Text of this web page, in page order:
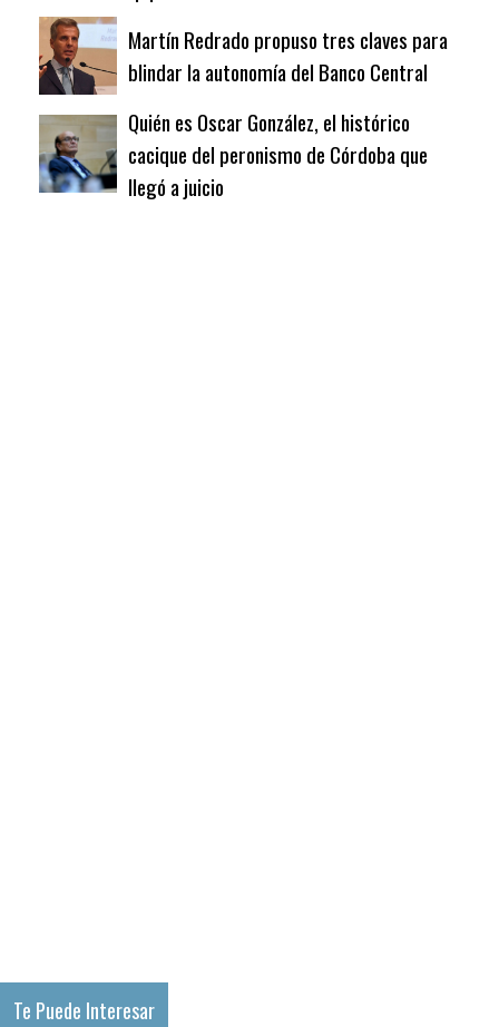
Martín Redrado propuso tres claves para
blindar la autonomía del Banco Central
Quién es Oscar González, el histórico
cacique del peronismo de Córdoba que
llegó a juicio
Te Puede Interesar